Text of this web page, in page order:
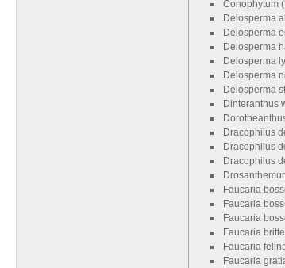
Conophytum
Delosperma
Delosperma
Delosperma
Delosperma
Delosperma
Delosperma
Dinteranthus
Dracophilus
Dracophilus
Dracophilus
Faucaria
Faucaria
Faucaria
Faucaria
Faucaria
Faucaria